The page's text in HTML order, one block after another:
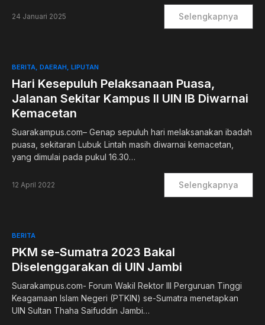
24 Januari 2025 Selengkapnya
BERITA DAERAH LIPUTAN
Hari Kesepuluh Pelaksanaan Puasa,
Jalanan Sekitar Kampus II UIN IB Diwarnai
Kemacetan
Suarakampus.com– Genap sepuluh hari melaksanakan ibadah
puasa, sekitaran Lubuk Lintah masih diwarnai kemacetan,
yang dimulai pada pukul 16.30…
12 April 2022 Selengkapnya
BERITA
PKM se-Sumatra 2023 Bakal
Diselenggarakan di UIN Jambi
Suarakampus.com- Forum Wakil Rektor III Perguruan Tinggi
Keagamaan Islam Negeri (PTKIN) se-Sumatra menetapkan
UIN Sultan Thaha Saifuddin Jambi…